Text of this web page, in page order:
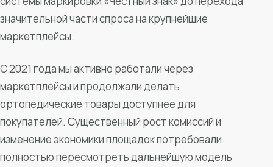
значительной части спроса на крупнейшие
маркетплейсы.
С 2021 года мы активно работали через
маркетплейсы и продолжали делать
ортопедические товары доступнее для
покупателей. Существенный рост комиссий и
изменение экономики площадок потребовали
полностью пересмотреть дальнейшую модель